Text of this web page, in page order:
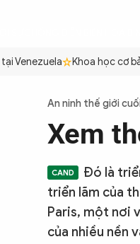
Venezuela Khoa học cơ
An ninh thế giới
Xem
Đó là
triển lãm của
Paris, một nơi
của nhiều nền